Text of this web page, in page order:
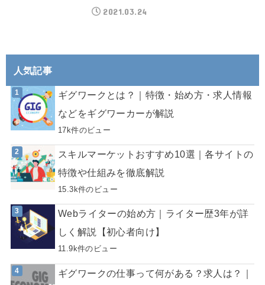
2021.03.24
人気記事
ギグワークとは？｜特徴・始め方・求人情報
などをギグワーカーが解説
17k件のビュー
スキルマーケットおすすめ10選｜各サイトの
特徴や仕組みを徹底解説
15.3k件のビュー
Webライターの始め方｜ライター歴3年が詳
しく解説【初心者向け】
11.9k件のビュー
ギグワークの仕事って何がある？求人は？｜